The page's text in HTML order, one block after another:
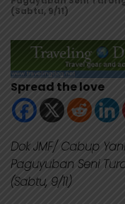
(Sabtu, 9/11)
Spread the love
Dok JMF/ Cabup
Paguyuban Seni
(Sabtu, 9/11)